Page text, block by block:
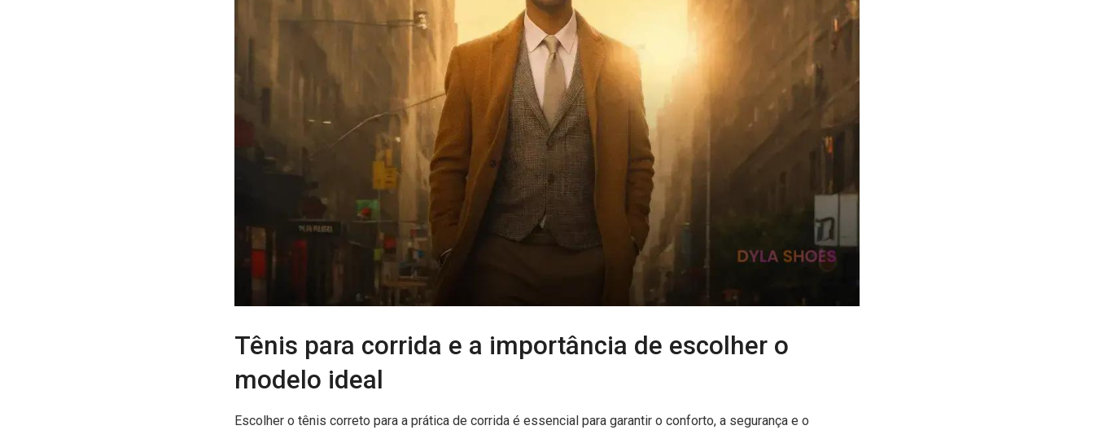
Tênis para corrida e a importância de escolher o
modelo ideal
Escolher o tênis correto para a prática de corrida é essencial para garantir o conforto, a segurança e o